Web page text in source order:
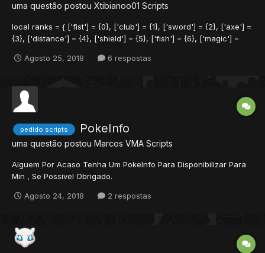
uma questão postou Xtibianoo01 Scripts
local ranks = { ['fist'] = {0}, ['club'] = {1}, ['sword'] = {2}, ['axe'] =
{3}, ['distance'] = {4}, ['shield'] = {5}, ['fish'] = {6}, ['magic'] =
= string.lower(param) if rank...
Agosto 25, 2018 6 respostas
pedido scripts PokeInfo
uma questão postou Marcos VMA Scripts
Alguem Por Acaso Tenha Um PokeInfo Para Disponibilizar Para
Min , Se Possivel Obrigado.
Agosto 24, 2018 2 respostas